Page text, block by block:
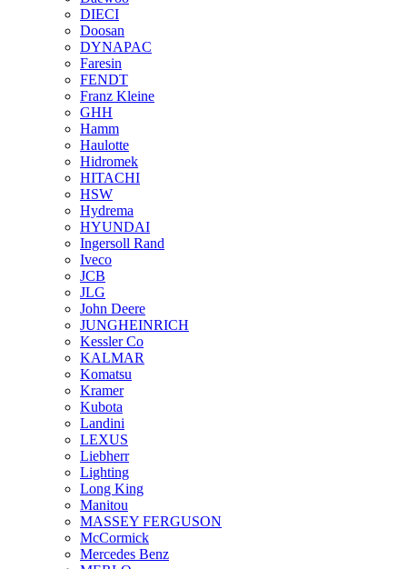
DIECI
Doosan
DYNAPAC
Faresin
FENDT
Franz Kleine
GHH
Hamm
Haulotte
Hidromek
HITACHI
HSW
Hydrema
HYUNDAI
Ingersoll Rand
Iveco
JCB
JLG
John Deere
JUNGHEINRICH
Kessler Co
KALMAR
Komatsu
Kramer
Kubota
Landini
LEXUS
Liebherr
Lighting
Long King
Manitou
MASSEY FERGUSON
McCormick
Mercedes Benz